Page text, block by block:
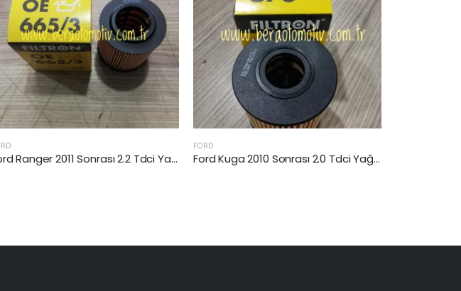
FORD HYUNDAI